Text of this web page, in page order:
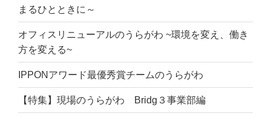
まるひとときに～
オフィスリニューアルのうらがわ ~環境を変え、働き
方を変える~
IPPONアワード最優秀賞チームのうらがわ
【特集】現場のうらがわ Bridg３事業部編